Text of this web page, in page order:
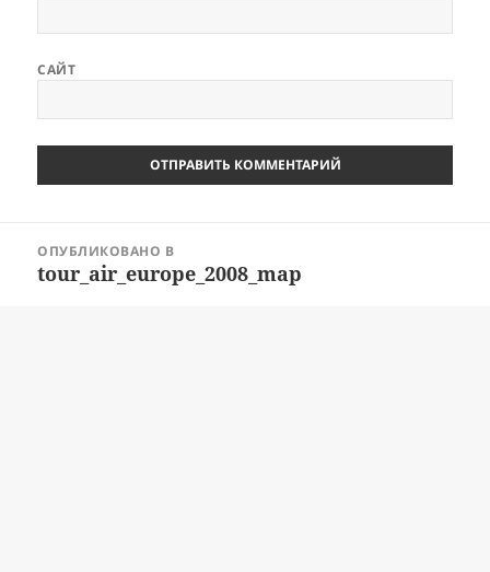
САЙТ
записям
ОПУБЛИКОВАНО В
tour_air_europe_2008_map